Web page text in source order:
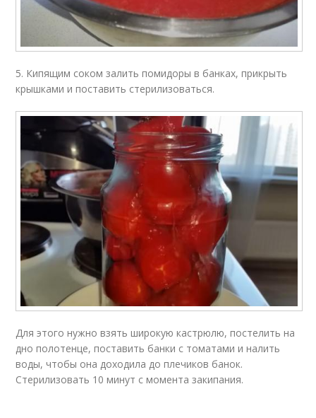
5. Кипящим соком залить помидоры в банках, прикрыть
крышками и поставить стерилизоваться.
Для этого нужно взять широкую кастрюлю, постелить на
дно полотенце, поставить банки с томатами и налить
воды, чтобы она доходила до плечиков банок.
Стерилизовать 10 минут с момента закипания.